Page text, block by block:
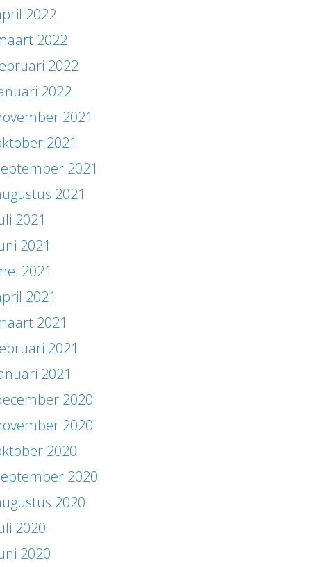
2022
2022
2022
2022
2021
2021
2021
2021
2021
2021
2021
2021
2021
2021
2021
2020
2020
2020
2020
2020
2020
2020